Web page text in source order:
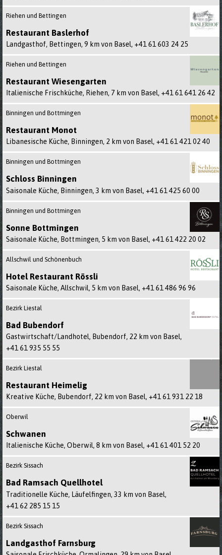
Riehen und Bettingen
Restaurant Baslerhof
Landgasthof, Bettingen, 9 km von Basel, +41 61 603 24 25
Riehen und Bettingen
Restaurant Wiesengarten
Italienische Frischküche, Riehen, 7 km von Basel, +41 61 641 26 42
Binningen und Bottmingen
Restaurant Monot
Libanesische Küche, Binningen, 2 km von Basel, +41 61 421 02 40
Binningen und Bottmingen
Schloss Binningen
Saisonale Küche, Binningen, 3 km von Basel, +41 61 425 60 00
Binningen und Bottmingen
Sonne Bottmingen
Saisonale Küche, Bottmingen, 5 km von Basel, +41 61 422 20 02
Allschwil und Schönenbuch
Hotel Restaurant Rössli
Saisonale Küche, Allschwil, 5 km von Basel, +41 61 486 96 96
Bezirk Liestal
Bad Bubendorf
Gastwirtschaft/Landhotel, Bubendorf, 22 km von Basel,
+41 61 935 55 55
Bezirk Liestal
Restaurant Heimelig
Kreative Küche, Bubendorf, 22 km von Basel, +41 61 931 22 18
Oberwil
Schwanen
Italienische Küche, Oberwil, 8 km von Basel, +41 61 401 52 20
Bezirk Sissach
Bad Ramsach Quellhotel
Traditionelle Küche, Läufelfingen, 33 km von Basel,
+41 62 285 15 15
Bezirk Sissach
Landgasthof Farnsburg